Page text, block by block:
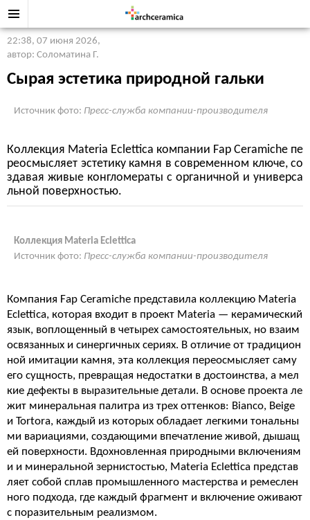
22:38, 07 июня 2026,
автор: Соломатина Г.
Сырая эстетика природной гальки
Источник фото: Пресс-служба компании-производителя
Коллекция Materia Eclettica компании Fap Ceramiche пе
реосмысляет эстетику камня в современном ключе, со
здавая живые конгломераты с органичной и универса
льной поверхностью.
Коллекция Materia Eclettica
Источник фото: Пресс-служба компании-производителя
Компания Fap Ceramiche представила коллекцию Materia
Eclettica, которая входит в проект Materia — керамический
язык, воплощенный в четырех самостоятельных, но взаим
освязанных и синергичных сериях. В отличие от традицион
ной имитации камня, эта коллекция переосмысляет саму
его сущность, превращая недостатки в достоинства, а мел
кие дефекты в выразительные детали. В основе проекта ле
жит минеральная палитра из трех оттенков: Bianco, Beige
и Tortora, каждый из которых обладает легкими тональны
ми вариациями, создающими впечатление живой, дышащ
ей поверхности. Вдохновленная природными включениям
и и минеральной зернистостью, Materia Eclettica представ
ляет собой сплав промышленного мастерства и ремеслен
ного подхода, где каждый фрагмент и включение оживают
с поразительным реализмом.